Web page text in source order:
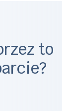
to